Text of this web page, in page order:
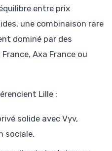
entre prix
une combinaison rare
dominé par des
Axa France ou
Lille :
solide avec Vyv,
sociale.